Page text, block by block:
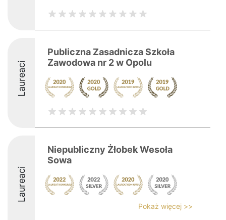
Laureaci
Publiczna Zasadnicza Szkoła
Zawodowa nr 2 w Opolu
Laureaci
Niepubliczny Żłobek Wesoła
Sowa
Pokaż więcej >>